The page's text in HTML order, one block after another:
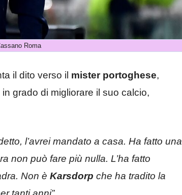
Roma
il dito verso il mister portoghese,
grado di migliorare il suo calcio,
l’avrei mandato a casa. Ha fatto una
non può fare più nulla. L’ha fatto
Non è Karsdorp che ha tradito la